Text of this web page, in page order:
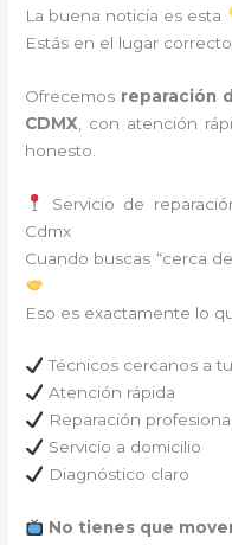
La buena noticia es esta
Estás en el lugar correcto.
Ofrecemos reparación
CDMX , con atención
honesto.
Servicio de
Cdmx
Cuando buscas “cerca
Eso es exactamente lo
Técnicos cercanos a
Atención rápida
Reparación profesional
Servicio a domicilio
Diagnóstico claro
No tienes que